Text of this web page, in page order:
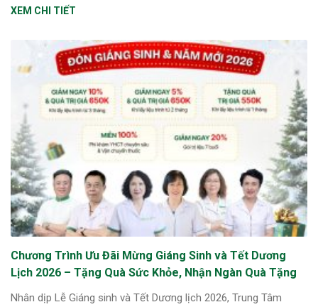
XEM CHI TIẾT
Chương Trình Ưu Đãi Mừng Giáng Sinh và Tết Dương
Lịch 2026 – Tặng Quà Sức Khỏe, Nhận Ngàn Quà Tặng
Nhân dịp Lễ Giáng sinh và Tết Dương lịch 2026, Trung Tâm